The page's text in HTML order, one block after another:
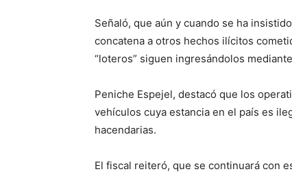
Señaló, que aún y cuando se ha
concatena a otros hechos ilícitos
“loteros” siguen ingresándolos
Peniche Espejel, destacó que los
vehículos cuya estancia en el país es
hacendarias.
El fiscal reiteró, que se continuará con